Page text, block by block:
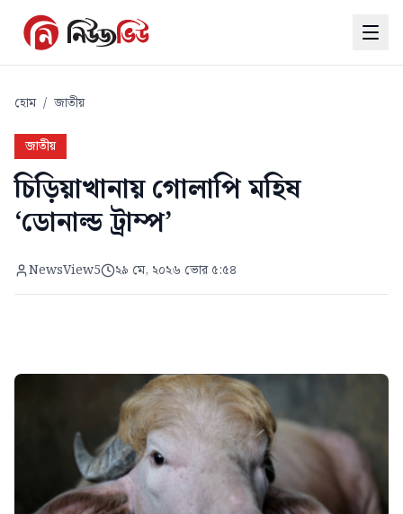
হোম / জাতীয়
জাতীয়
চিড়িয়াখানায় গোলাপি মহিষ
‘ডোনাল্ড ট্রাম্প’
NewsView5 ২৯ মে, ২০২৬ ভোর ৫:৫৪